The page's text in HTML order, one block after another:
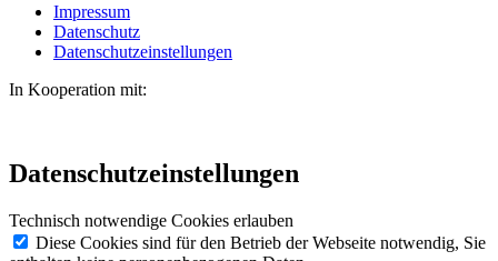
Impressum
Datenschutz
Datenschutzeinstellungen
In Kooperation mit:
Datenschutzeinstellungen
Technisch notwendige Cookies erlauben
Diese Cookies sind für den Betrieb der Webseite notwendig, Sie